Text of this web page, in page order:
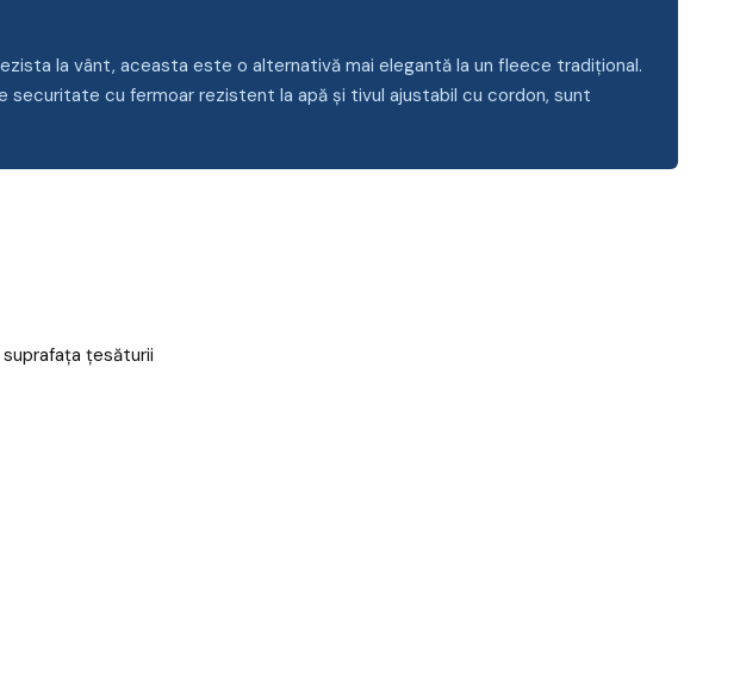
la vânt, aceasta este o alternativă mai elegantă la un fleece tradițional.
cu fermoar rezistent la apă și tivul ajustabil cu cordon, sunt
țesăturii